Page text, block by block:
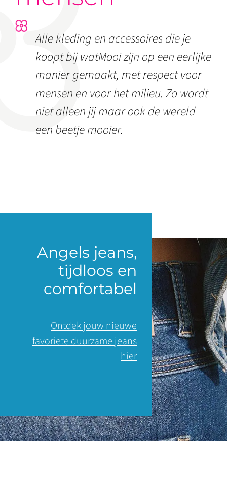
Alle kleding en accessoires die je
koopt bij watMooi zijn op een eerlijke
manier gemaakt, met respect voor
mensen en voor het milieu. Zo wordt
niet alleen jij maar ook de wereld
een beetje mooier.
Angels jeans,
tijdloos en
comfortabel
Ontdek jouw nieuwe
favoriete duurzame jeans
hier